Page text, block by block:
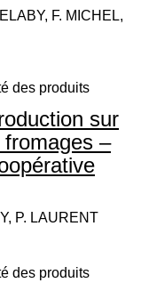
F. MICHEL,
des produits
sur
–
P. LAURENT
des produits